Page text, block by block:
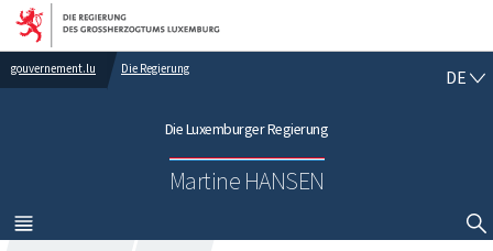
Zur Hauptnavigation
Zum Inhalt
gouvernement.lu Die Regierung
Die Luxemburger Regierung
Martine HANSEN
DED
H
MENÜ
HAUPT-
SUCHFLED ANZEIGEN / SCHLIESSEN